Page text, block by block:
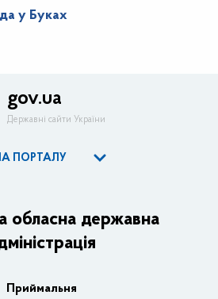
у Буках
gov.ua
Державні сайти України
ПОРТАЛУ
адміністрації
нормативно-правові засади
обласна державна
Приймальня